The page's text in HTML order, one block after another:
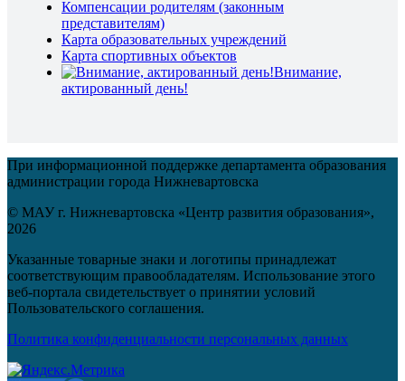
Компенсации родителям (законным
представителям)
Карта образовательных учреждений
Карта спортивных объектов
Внимание,
актированный день!
При информационной поддержке департамента образования
администрации города Нижневартовска
© МАУ г. Нижневартовска «Центр развития образования»,
2026
Указанные товарные знаки и логотипы принадлежат
соответствующим правообладателям. Использование этого
веб-портала свидетельствует о принятии условий
Пользовательского соглашения.
Политика конфиденциальности персональных данных